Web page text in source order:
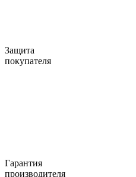
Защита
покупателя
Гарантия
производителя